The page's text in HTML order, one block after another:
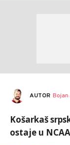
AUTOR Bojan
Košarkaš
ostaje u